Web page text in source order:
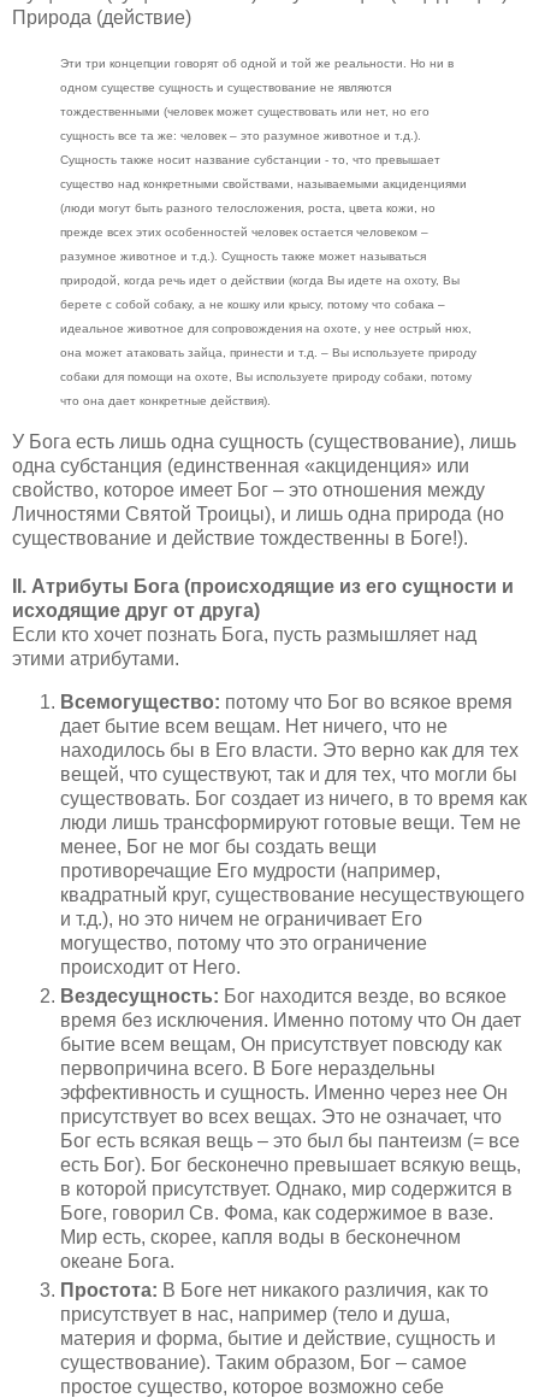
Природа (действие)
Эти три концепции говорят об одной и той же реальности. Но ни в
одном существе сущность и существование не являются
тождественными (человек может существовать или нет, но его
сущность все та же: человек – это разумное животное и т.д.).
Сущность также носит название субстанции - то, что превышает
существо над конкретными свойствами, называемыми акциденциями
(люди могут быть разного телосложения, роста, цвета кожи, но
прежде всех этих особенностей человек остается человеком –
разумное животное и т.д.). Сущность также может называться
природой, когда речь идет о действии (когда Вы идете на охоту, Вы
берете с собой собаку, а не кошку или крысу, потому что собака –
идеальное животное для сопровождения на охоте, у нее острый нюх,
она может атаковать зайца, принести и т.д. – Вы используете природу
собаки для помощи на охоте, Вы используете природу собаки, потому
что она дает конкретные действия).
У Бога есть лишь одна сущность (существование), лишь
одна субстанция (единственная «акциденция» или
свойство, которое имеет Бог – это отношения между
Личностями Святой Троицы), и лишь одна природа (но
существование и действие тождественны в Боге!).
II. Атрибуты Бога (происходящие из его сущности и
исходящие друг от друга)
Если кто хочет познать Бога, пусть размышляет над
этими атрибутами.
Всемогущество: потому что Бог во всякое время
дает бытие всем вещам. Нет ничего, что не
находилось бы в Его власти. Это верно как для тех
вещей, что существуют, так и для тех, что могли бы
существовать. Бог создает из ничего, в то время как
люди лишь трансформируют готовые вещи. Тем не
менее, Бог не мог бы создать вещи
противоречащие Его мудрости (например,
квадратный круг, существование несуществующего
и т.д.), но это ничем не ограничивает Его
могущество, потому что это ограничение
происходит от Него.
Вездесущность: Бог находится везде, во всякое
время без исключения. Именно потому что Он дает
бытие всем вещам, Он присутствует повсюду как
первопричина всего. В Боге нераздельны
эффективность и сущность. Именно через нее Он
присутствует во всех вещах. Это не означает, что
Бог есть всякая вещь – это был бы пантеизм (= все
есть Бог). Бог бесконечно превышает всякую вещь,
в которой присутствует. Однако, мир содержится в
Боге, говорил Св. Фома, как содержимое в вазе.
Мир есть, скорее, капля воды в бесконечном
океане Бога.
Простота: В Боге нет никакого различия, как то
присутствует в нас, например (тело и душа,
материя и форма, бытие и действие, сущность и
существование). Таким образом, Бог – самое
простое существо, которое возможно себе